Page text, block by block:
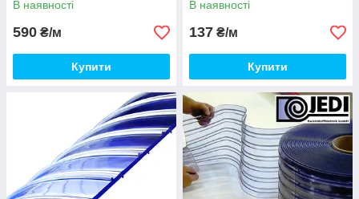
В наявності
590 ₴/м
Купити
В наявності
137 ₴/м
Купити